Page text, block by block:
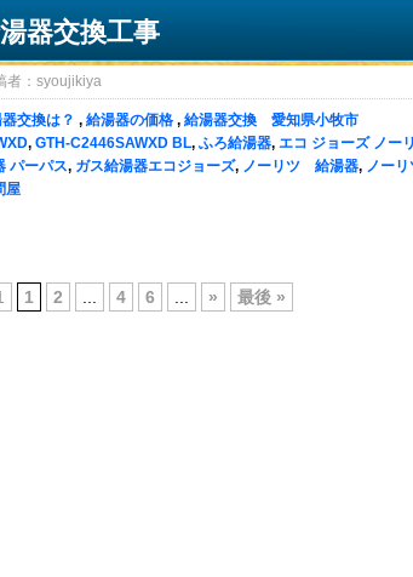
器交換工事
者：syoujikiya
交換は？ , 給湯器の価格 , 給湯器交換 愛知県小牧市
, GTH-C2446SAWXD BL, ふろ給湯器, エコ ジョーズ ノー
パーパス, ガス給湯器エコジョーズ, ノーリツ 給湯器, ノー
屋
1 2 4 6 » 最後 »